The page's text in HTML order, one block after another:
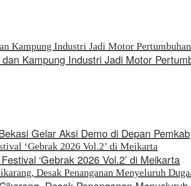
Kampung Industri Jadi Motor
Gelar Aksi Demo di Depan Pemkab
‘Gebrak 2026 Vol.2’ di Meikarta